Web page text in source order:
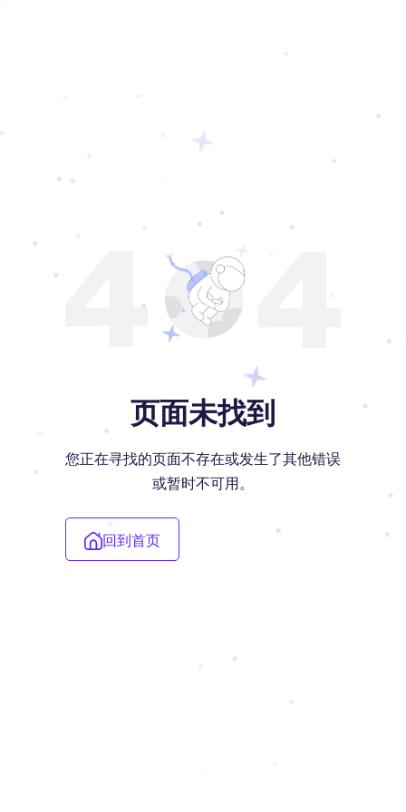
页面未找到
您正在寻找的页面不存在或发生了其他错误
或暂时不可用。
回到首页